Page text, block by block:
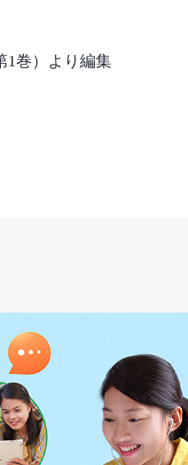
1巻）より編集